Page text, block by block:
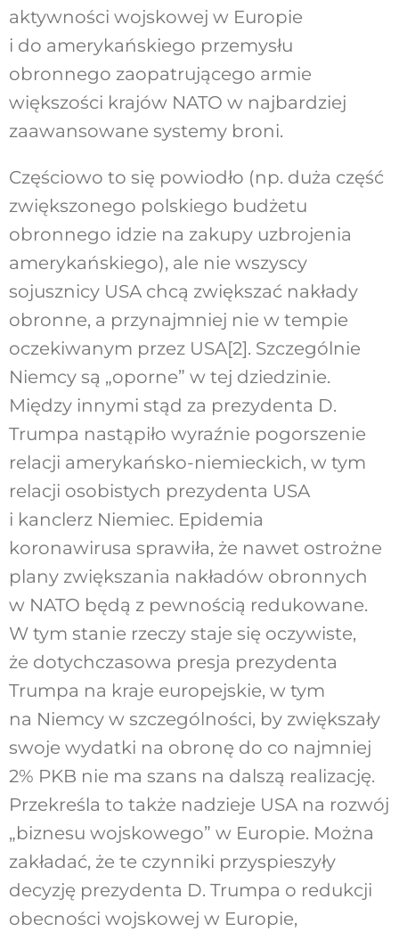
aktywności wojskowej w Europie
i do amerykańskiego przemysłu
obronnego zaopatrującego armie
większości krajów NATO w najbardziej
zaawansowane systemy broni.
Częściowo to się powiodło (np. duża część
zwiększonego polskiego budżetu
obronnego idzie na zakupy uzbrojenia
amerykańskiego), ale nie wszyscy
sojusznicy USA chcą zwiększać nakłady
obronne, a przynajmniej nie w tempie
oczekiwanym przez USA[2]. Szczególnie
Niemcy są „oporne” w tej dziedzinie.
Między innymi stąd za prezydenta D.
Trumpa nastąpiło wyraźnie pogorszenie
relacji amerykańsko-niemieckich, w tym
relacji osobistych prezydenta USA
i kanclerz Niemiec. Epidemia
koronawirusa sprawiła, że nawet ostrożne
plany zwiększania nakładów obronnych
w NATO będą z pewnością redukowane.
W tym stanie rzeczy staje się oczywiste,
że dotychczasowa presja prezydenta
Trumpa na kraje europejskie, w tym
na Niemcy w szczególności, by zwiększały
swoje wydatki na obronę do co najmniej
2% PKB nie ma szans na dalszą realizację.
Przekreśla to także nadzieje USA na rozwój
„biznesu wojskowego” w Europie. Można
zakładać, że te czynniki przyspieszyły
decyzję prezydenta D. Trumpa o redukcji
obecności wojskowej w Europie,